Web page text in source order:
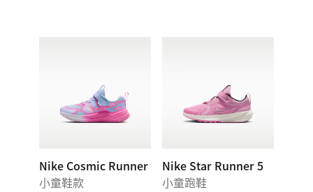
Nike Cosmic Runner
小童鞋款
Nike Star Runner 5
小童跑鞋